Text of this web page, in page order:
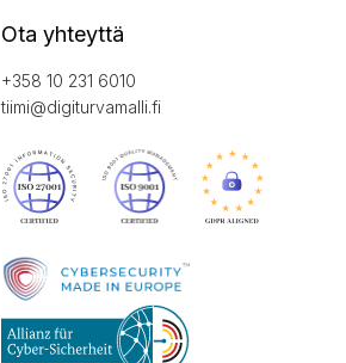
Ota yhteyttä
+358 10 231 6010
tiimi@digiturvamalli.fi